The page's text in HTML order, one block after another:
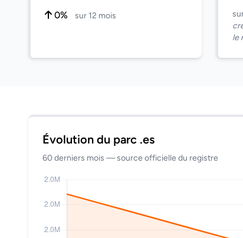
0% sur 12 mois
le
Évolution du parc .es
60 derniers mois — source officielle du registre